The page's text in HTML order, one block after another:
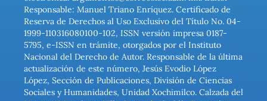
Responsable: Manuel Triano Enríquez. Certificado de
Reserva de Derechos al Uso Exclusivo del Título No. 04-
1999-110316080100-102, ISSN versión impresa 0187-
5795, e-ISSN en trámite, otorgados por el Instituto
Nacional del Derecho de Autor. Responsable de la última
actualización de este número, Jesús Evodio López
López, Sección de Publicaciones, División de Ciencias
Sociales y Humanidades, Unidad Xochimilco. Calzada del